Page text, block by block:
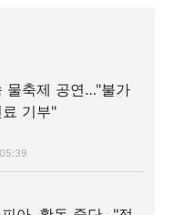
물축제 공연…"불가
기부"